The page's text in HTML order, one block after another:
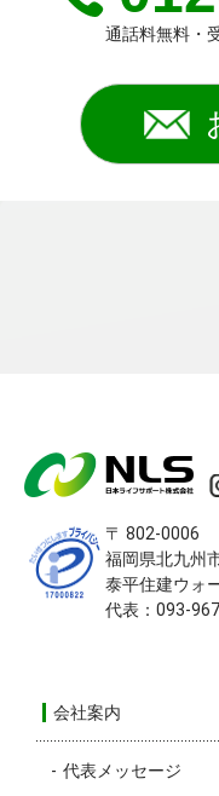
通話料無料・
〒 802-0006
福岡県北九州
泰平住建ウォ
代表：093-
会社案内
代表メッセージ